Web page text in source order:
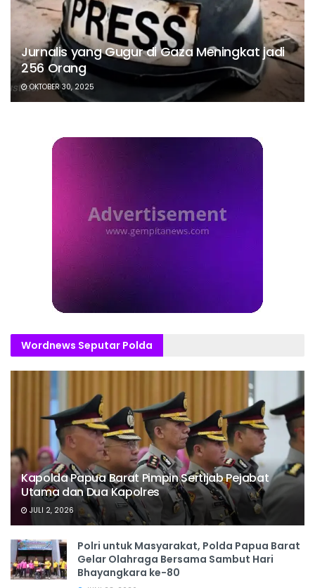
Jurnalis yang Gugur di Gaza Meningkat jadi
256 Orang
OKTOBER 30, 2025
Wordnews Seputar Polda
Kapolda Papua Barat Pimpin Sertijab Pejabat
Utama dan Dua Kapolres
JULI 2, 2026
Polri untuk Masyarakat, Polda Papua Barat
Gelar Olahraga Bersama Sambut Hari
Bhayangkara ke-80